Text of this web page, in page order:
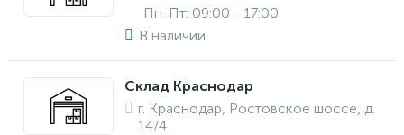
Пн-Пт: 09:00 - 17:00
В наличии
Склад Краснодар
г. Краснодар, Ростовское шоссе, д.
14/4